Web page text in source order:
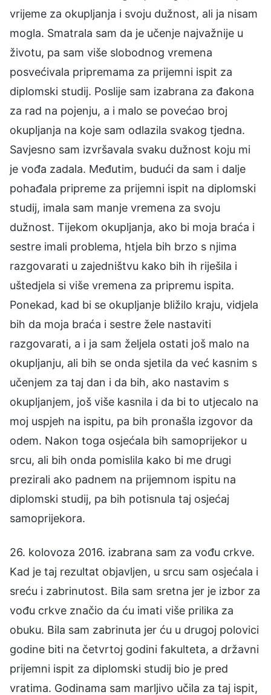
vrijeme za okupljanja i svoju dužnost, ali ja nisam
mogla. Smatrala sam da je učenje najvažnije u
životu, pa sam više slobodnog vremena
posvećivala pripremama za prijemni ispit za
diplomski studij. Poslije sam izabrana za đakona
za rad na pojenju, a i malo se povećao broj
okupljanja na koje sam odlazila svakog tjedna.
Savjesno sam izvršavala svaku dužnost koju mi
je vođa zadala. Međutim, budući da sam i dalje
pohađala pripreme za prijemni ispit na diplomski
studij, imala sam manje vremena za svoju
dužnost. Tijekom okupljanja, ako bi moja braća i
sestre imali problema, htjela bih brzo s njima
razgovarati u zajedništvu kako bih ih riješila i
uštedjela si više vremena za pripremu ispita.
Ponekad, kad bi se okupljanje bližilo kraju, vidjela
bih da moja braća i sestre žele nastaviti
razgovarati, a i ja sam željela ostati još malo na
okupljanju, ali bih se onda sjetila da već kasnim s
učenjem za taj dan i da bih, ako nastavim s
okupljanjem, još više kasnila i da bi to utjecalo na
moj uspjeh na ispitu, pa bih pronašla izgovor da
odem. Nakon toga osjećala bih samoprijekor u
srcu, ali bih onda pomislila kako bi me drugi
prezirali ako padnem na prijemnom ispitu na
diplomski studij, pa bih potisnula taj osjećaj
samoprijekora.
26. kolovoza 2016. izabrana sam za vođu crkve.
Kad je taj rezultat objavljen, u srcu sam osjećala i
sreću i zabrinutost. Bila sam sretna jer je izbor za
vođu crkve značio da ću imati više prilika za
obuku. Bila sam zabrinuta jer ću u drugoj polovici
godine biti na četvrtoj godini fakulteta, a državni
prijemni ispit za diplomski studij bio je pred
vratima. Godinama sam marljivo učila za taj ispit,